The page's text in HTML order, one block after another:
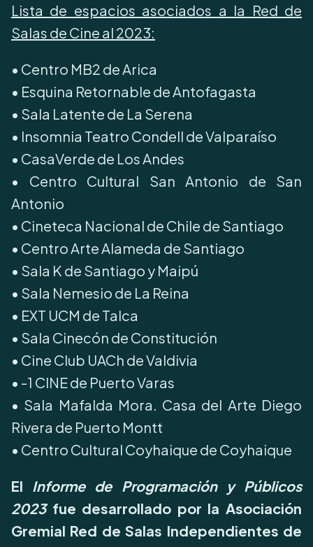
Lista de espacios asociados a la Red de
Salas de Cine al 2023:
•⁠ Centro MB2 de Arica
•⁠ Esquina Retornable de Antofagasta
•⁠ Sala Latente de La Serena
•⁠ Insomnia Teatro Condell de Valparaíso
•⁠ CasaVerde de Los Andes
•⁠ Centro Cultural San Antonio de San
Antonio
•⁠ Cineteca Nacional de Chile de Santiago
•⁠ Centro Arte Alameda de Santiago
•⁠ Sala K de Santiago y Maipú
•⁠ Sala Nemesio de La Reina
•⁠ EXT UCM de Talca
•⁠ Sala Cinecón de Constitución
•⁠ Cine Club UACh de Valdivia
•⁠ -1 CINE de Puerto Varas
•⁠ Sala Mafalda Mora. Casa del Arte Diego
Rivera de Puerto Montt
•⁠ Centro Cultural Coyhaique de Coyhaique
El Informe de Programación y Públicos
2023fue desarrollado por la Asociación
Gremial Red de Salas Independientes de